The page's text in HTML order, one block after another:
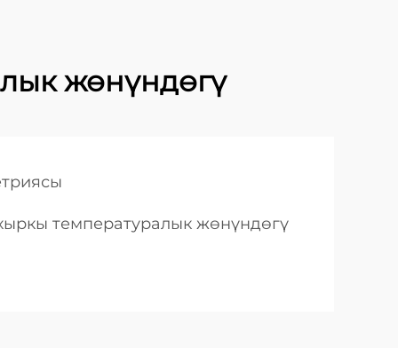
жөнүндөгү
температуралык жөнүндөгү